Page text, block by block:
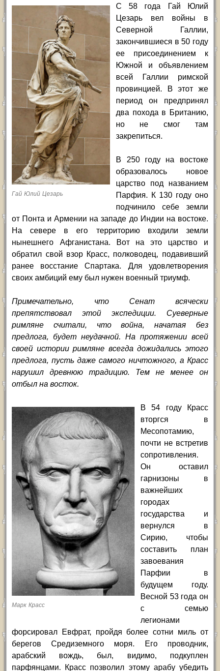
Гай Юлий Цезарь
С 58 года Гай Юлий
Цезарь вел войны в
Северной Галлии,
закончившиеся в 50 году
ее присоединением к
Южной и объявлением
всей Галлии римской
провинцией. В этот же
период он предпринял
два похода в Британию,
но не смог там
закрепиться.
В 250 году на востоке
образовалось новое
царство под названием
Парфия. К 130 году оно
подчинило себе земли
от Понта и Армении на западе до Индии на востоке.
На севере в его территорию входили земли
нынешнего Афганистана. Вот на это царство и
обратил свой взор Красс, полководец, подавивший
ранее восстание Спартака. Для удовлетворения
своих амбиций ему был нужен военный триумф.
Примечательно, что Сенат всячески
препятствовал этой экспедиции. Суеверные
римляне считали, что война, начатая без
предлога, будет неудачной. На протяжении всей
своей истории римляне всегда дожидались этого
предлога, пусть даже самого ничтожного, а Красс
нарушил древнюю традицию. Тем не менее он
отбыл на восток.
Марк Красс
В 54 году Красс
вторгся в
Месопотамию,
почти не встретив
сопротивления.
Он оставил
гарнизоны в
важнейших
городах
государства и
вернулся в
Сирию, чтобы
составить план
завоевания
Парфии в
будущем году.
Весной 53 года он
с семью
легионами
форсировал Евфрат, пройдя более сотни миль от
берегов Средиземного моря. Его проводник,
арабский вождь, был, видимо, подкуплен
парфянцами. Красс позволил этому арабу убедить